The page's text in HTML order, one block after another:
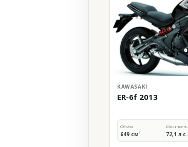
KAWASAKI
ER-6f 2013
Объём
649 см³
Мощность
72,1 л.с.